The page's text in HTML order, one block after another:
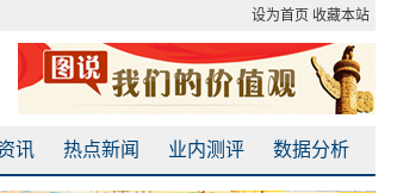
设为首页 收藏本站
讯 热点新闻 业内测评 数据分析